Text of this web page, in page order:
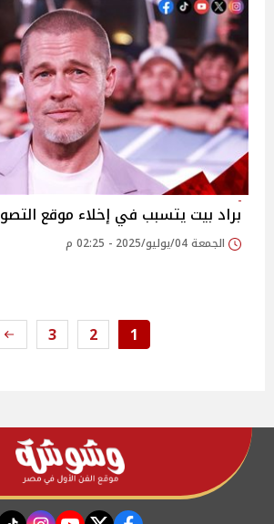
براد بيت يتسبب في إخلاء موقع
الجمعة 04/يوليو/2025 - 02:25 م
1
2
3